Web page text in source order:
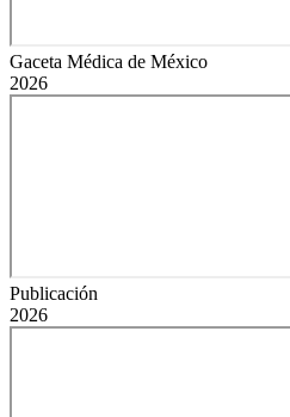
Gaceta Médica de México
2026
Publicación
2026